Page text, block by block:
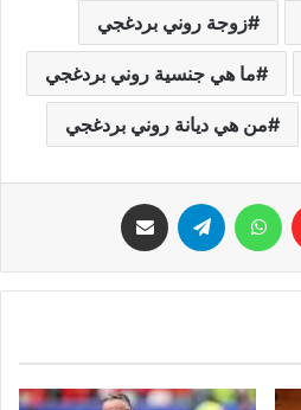
زوجة روني بردغجي
ما هي جنسية روني بردغجي
من هي ديانة روني بردغجي
Flipboard واتساب تيلقرام